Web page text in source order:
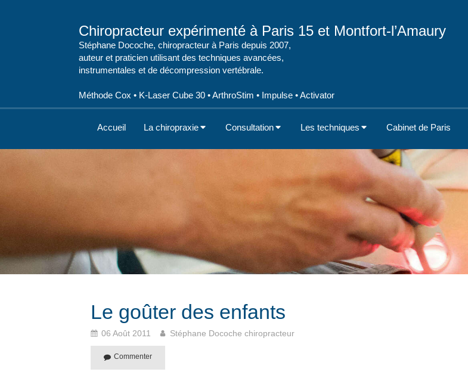
Chiropracteur expérimenté à Paris 15 et Montfort-l’Amaury
Stéphane Docoche, chiropracteur à Paris depuis 2007,
auteur et praticien utilisant des techniques avancées,
instrumentales et de décompression vertébrale.
Méthode Cox • K-Laser Cube 30 • ArthroStim • Impulse • Activator
Accueil La chiropraxie Consultation Les techniques Cabinet de Paris
Le goûter des enfants
06 Août 2011 Stéphane Docoche chiropracteur
Commenter